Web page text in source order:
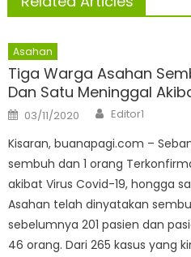
Asahan
Tiga Warga Asahan
Dan Satu Meninggal
Posted
on
03/11/2020 Author
Editor1
Kisaran, buanapagi.com –
sembuh dan 1 orang
akibat Virus Covid-19, hongga
Asahan telah dinyatakan
sebelumnya 201 pasien dan
46 orang. Dari 265 kasus yang